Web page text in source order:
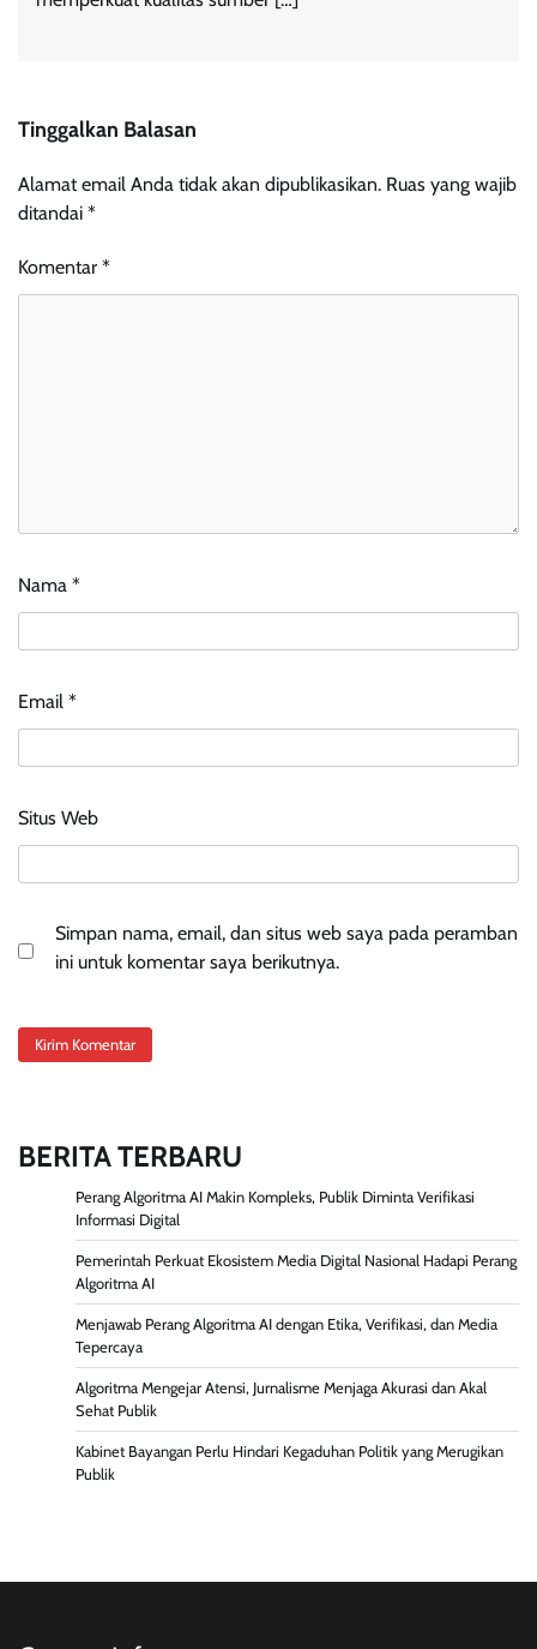
Tinggalkan Balasan
Alamat email Anda tidak akan dipublikasikan. Ruas yang wajib
ditandai *
Komentar *
Nama *
Email *
Situs Web
Simpan nama, email, dan situs web saya pada peramban
ini untuk komentar saya berikutnya.
BERITA TERBARU
Perang Algoritma AI Makin Kompleks, Publik Diminta Verifikasi
Informasi Digital
Pemerintah Perkuat Ekosistem Media Digital Nasional Hadapi Perang
Algoritma AI
Menjawab Perang Algoritma AI dengan Etika, Verifikasi, dan Media
Tepercaya
Algoritma Mengejar Atensi, Jurnalisme Menjaga Akurasi dan Akal
Sehat Publik
Kabinet Bayangan Perlu Hindari Kegaduhan Politik yang Merugikan
Publik